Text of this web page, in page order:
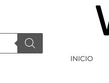
INICIO